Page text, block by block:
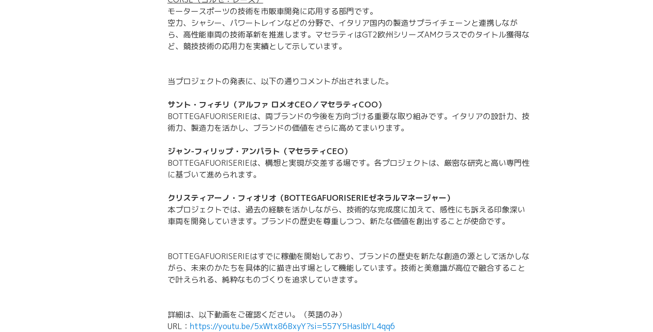
モータースポーツの技術を市販車開発に応用する部門です。
空力、シャシー、パワートレインなどの分野で、イタリア国内の製造サプライチェーンと連携しなが
ら、高性能車両の技術革新を推進します。マセラティはGT2欧州シリーズAMクラスでのタイトル獲得な
ど、競技技術の応用力を実績として示しています。
当プロジェクトの発表に、以下の通りコメントが出されました。
サント・フィチリ（アルファ ロメオCEO／マセラティCOO）
BOTTEGAFUORISERIEは、両ブランドの今後を方向づける重要な取り組みです。イタリアの設計力、技
術力、製造力を活かし、ブランドの価値をさらに高めてまいります。
ジャン-フィリップ・アンパラト（マセラティCEO）
BOTTEGAFUORISERIEは、構想と実現が交差する場です。各プロジェクトは、厳密な研究と高い専門性
に基づいて進められます。
クリスティアーノ・フィオリオ（BOTTEGAFUORISERIEゼネラルマネージャー）
本プロジェクトでは、過去の経験を活かしながら、技術的な完成度に加えて、感性にも訴える印象深い
車両を開発していきます。ブランドの歴史を尊重しつつ、新たな価値を創出することが使命です。
BOTTEGAFUORISERIEはすでに稼働を開始しており、ブランドの歴史を新たな創造の源として活かしな
がら、未来のかたちを具体的に描き出す場として機能しています。技術と美意識が高位で融合すること
で叶えられる、純粋なものづくりを追求していきます。
詳細は、以下動画をご確認ください。（英語のみ）
URL： https://youtu.be/5xWtx86BxyY?si=557Y5HasIbYL4qq6